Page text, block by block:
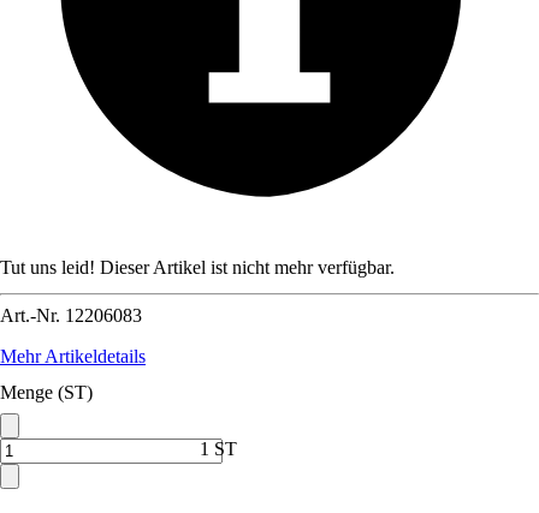
Tut uns leid! Dieser Artikel ist nicht mehr verfügbar.
Art.-Nr. 12206083
Mehr Artikeldetails
Menge (ST)
1 ST